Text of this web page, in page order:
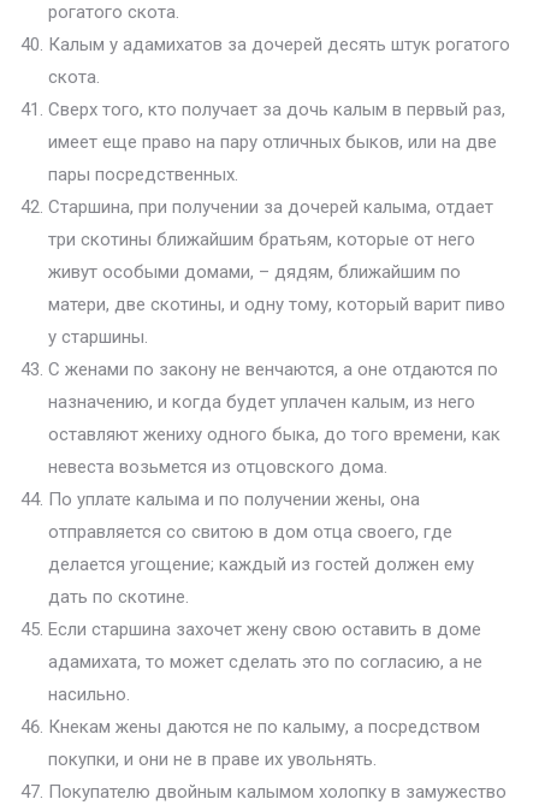
рогатого скота.
Калым у адамихатов за дочерей десять штук рогатого
скота.
Сверх того, кто получает за дочь калым в первый раз,
имеет еще право на пару отличных быков, или на две
пары посредственных.
Старшина, при получении за дочерей калыма, отдает
три скотины ближайшим братьям, которые от него
живут особыми домами, – дядям, ближайшим по
матери, две скотины, и одну тому, который варит пиво
у старшины.
С женами по закону не венчаются, а оне отдаются по
назначению, и когда будет уплачен калым, из него
оставляют жениху одного быка, до того времени, как
невеста возьмется из отцовского дома.
По уплате калыма и по получении жены, она
отправляется со свитою в дом отца своего, где
делается угощение; каждый из гостей должен ему
дать по скотине.
Если старшина захочет жену свою оставить в доме
адамихата, то может сделать это по согласию, а не
насильно.
Кнекам жены даются не по калыму, а посредством
покупки, и они не в праве их увольнять.
Покупателю двойным калымом холопку в замужество